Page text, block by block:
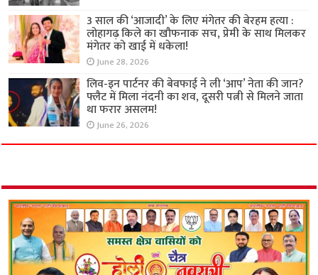
3 साल की ‘आजादी’ के लिए मंगेतर की बेरहम हत्या :
लोहागढ़ किले का खौफनाक सच, प्रेमी के साथ मिलकर
मंगेतर को खाई में धकेला!
June 28, 2026
लिव-इन पार्टनर की बेवफाई ने ली ‘आप’ नेता की जान?
फ्लैट में मिला नंदनी का शव, दूसरी पत्नी से मिलने जाता
था फरार असलम!
June 26, 2026